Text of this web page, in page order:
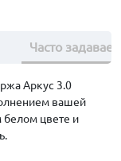
Часто
Аркус 3.0
вашей
цвете и